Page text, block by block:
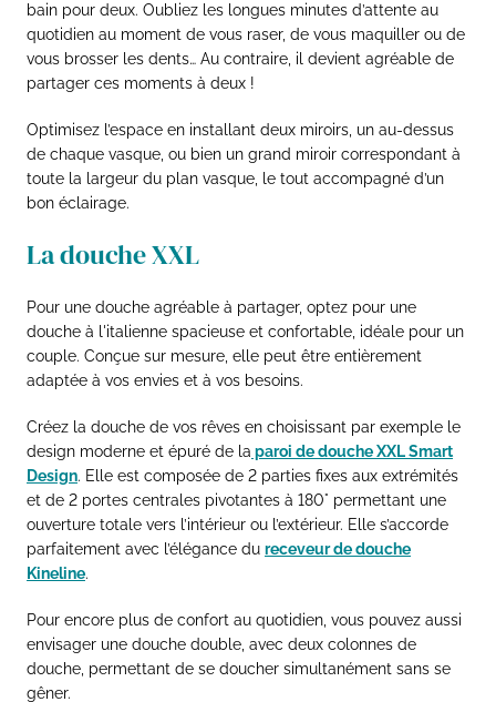
bain pour deux. Oubliez les longues minutes d’attente au
quotidien au moment de vous raser, de vous maquiller ou de
vous brosser les dents… Au contraire, il devient agréable de
partager ces moments à deux !
Optimisez l’espace en installant deux miroirs, un au-dessus
de chaque vasque, ou bien un grand miroir correspondant à
toute la largeur du plan vasque, le tout accompagné d’un
bon éclairage.
La douche XXL
Pour une douche agréable à partager, optez pour une
douche à l'italienne spacieuse et confortable, idéale pour un
couple. Conçue sur mesure, elle peut être entièrement
adaptée à vos envies et à vos besoins.
Créez la douche de vos rêves en choisissant par exemple le
design moderne et épuré de la paroi de douche XXL Smart
Design. Elle est composée de 2 parties fixes aux extrémités
et de 2 portes centrales pivotantes à 180° permettant une
ouverture totale vers l’intérieur ou l’extérieur. Elle s’accorde
parfaitement avec l’élégance du receveur de douche
Kineline.
Pour encore plus de confort au quotidien, vous pouvez aussi
envisager une douche double, avec deux colonnes de
douche, permettant de se doucher simultanément sans se
gêner.